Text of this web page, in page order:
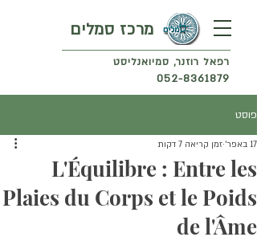
מרכז סמלים
052-8361879
רפאל רוזנר, סמיואנליסט
פוסט
L'Équilibre : Entre les
Plaies du Corps et le Poids
de l'Âme
17 באפר׳ זמן קריאה 7 דקות